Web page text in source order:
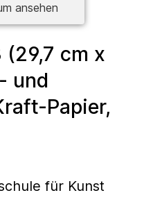
ansehen
(29,7 cm x
und
Papier,
für Kunst